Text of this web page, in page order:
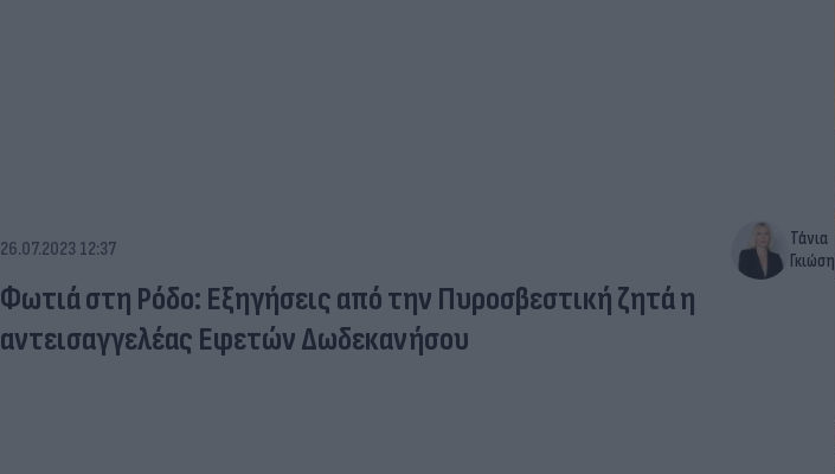
26.07.2023 12:37
Τάνια
Γκιώση
Φωτιά στη Ρόδο: Εξηγήσεις από την Πυροσβεστική ζητά η
αντεισαγγελέας Εφετών Δωδεκανήσου